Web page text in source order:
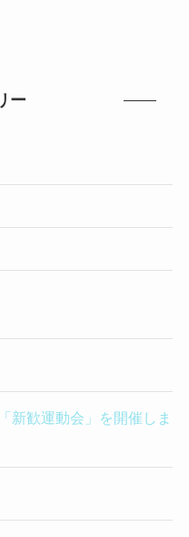
ー
新歓運動会」を開催しま